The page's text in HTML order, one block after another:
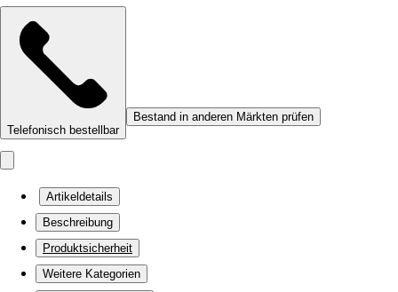
Telefonisch bestellbar
Bestand in anderen Märkten prüfen
Artikeldetails
Beschreibung
Produktsicherheit
Weitere Kategorien